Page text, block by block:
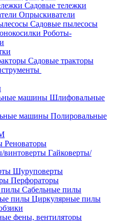
Садовые тележки
Опрыскиватели
Садовые пылесосы
Роботы-
Садовые тракторы
Шлифовальные
Полировальные
Реноваторы
Гайковерты/
Шуруповерты
Перфораторы
Сабельные пилы
Циркулярные пилы